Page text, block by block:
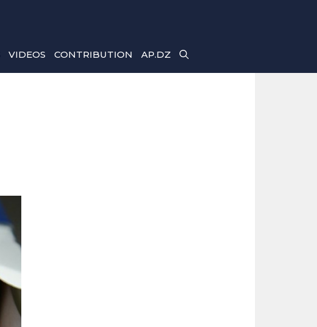
VIDEOS CONTRIBUTION AP.DZ